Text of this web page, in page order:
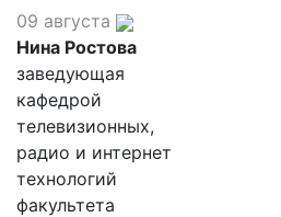
09 августа
Нина Ростова
заведующая
кафедрой
телевизионных,
радио и интернет
технологий
факультета